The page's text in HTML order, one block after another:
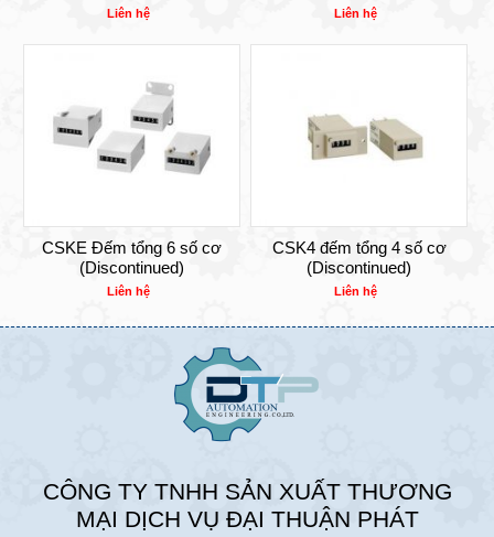
Liên hệ Liên hệ
CSKE Đếm tổng 6 số cơ
(Discontinued)
Liên hệ
CSK4 đếm tổng 4 số cơ
(Discontinued)
Liên hệ
CÔNG TY TNHH SẢN XUẤT THƯƠNG
MẠI DỊCH VỤ ĐẠI THUẬN PHÁT